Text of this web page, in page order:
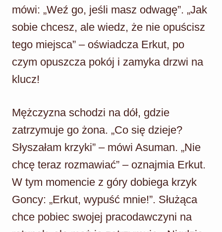
mówi: „Weź go, jeśli masz odwagę”. „Jak
sobie chcesz, ale wiedz, że nie opuścisz
tego miejsca” – oświadcza Erkut, po
czym opuszcza pokój i zamyka drzwi na
klucz!
Mężczyzna schodzi na dół, gdzie
zatrzymuje go żona. „Co się dzieje?
Słyszałam krzyki” – mówi Asuman. „Nie
chcę teraz rozmawiać” – oznajmia Erkut.
W tym momencie z góry dobiega krzyk
Goncy: „Erkut, wypuść mnie!”. Służąca
chce pobiec swojej pracodawczyni na